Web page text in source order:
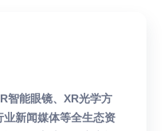
智能眼镜、XR光学方
新闻媒体等全生态资